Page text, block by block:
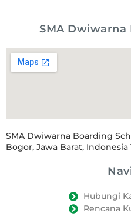
SMA Dwiwarna
SMA Dwiwarna Boarding
Bogor, Jawa Barat, Indonesia
Hubungi
Rencana